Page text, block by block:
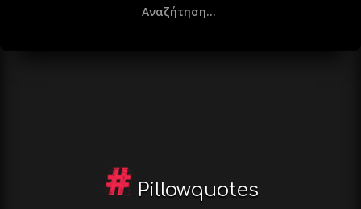
Pillowquotes